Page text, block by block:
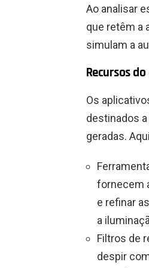
Ao analisar
que retêm a
simulam a
Recursos
Os
destinados
geradas.
fornecem
e refinar
a
Filtros de
despir